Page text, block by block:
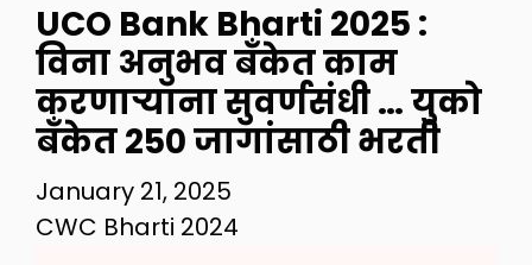
UCO Bank Bharti 2025 :
विना अनुभव बँकेत काम
करणाऱ्याना सुवर्णसंधी … युको
बँकेत 250 जागांसाठी भरती
January 21, 2025
CWC Bharti 2024